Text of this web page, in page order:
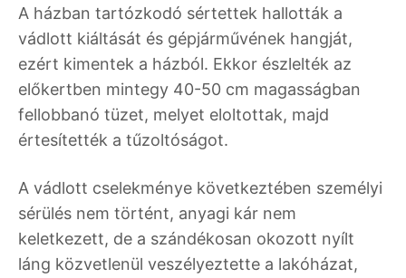
A házban tartózkodó sértettek hallották a
vádlott kiáltását és gépjárművének hangját,
ezért kimentek a házból. Ekkor észlelték az
előkertben mintegy 40-50 cm magasságban
fellobbanó tüzet, melyet eloltottak, majd
értesítették a tűzoltóságot.
A vádlott cselekménye következtében személyi
sérülés nem történt, anyagi kár nem
keletkezett, de a szándékosan okozott nyílt
láng közvetlenül veszélyeztette a lakóházat,